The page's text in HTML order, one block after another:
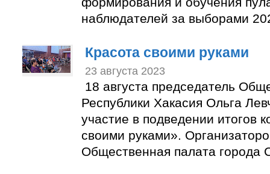
наблюдателей за выборами
Красота своими руками
23 августа 2023
18 августа председатель
Республики Хакасия Ольга
участие в подведении итогов
своими руками».
Общественная палата города